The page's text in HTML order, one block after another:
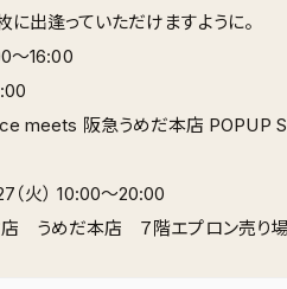
に出逢っていただけますように。
〜16:00
meets 阪急うめだ本店 POPUP
（火） 10:00〜20:00
店 うめだ本店 ７階エプロン売り